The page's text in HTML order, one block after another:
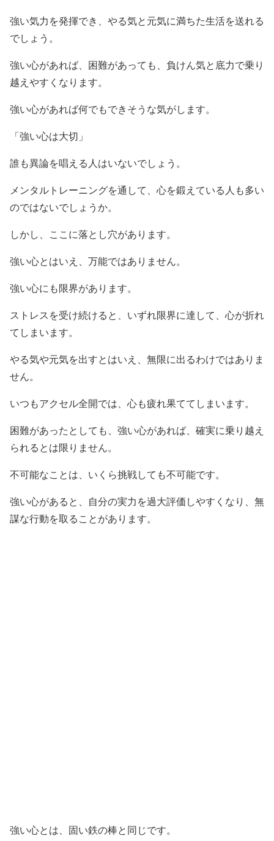
強い気力を発揮でき、やる気と元気に満ちた生活を送れる
でしょう。
強い心があれば、困難があっても、負けん気と底力で乗り
越えやすくなります。
強い心があれば何でもできそうな気がします。
「強い心は大切」
誰も異論を唱える人はいないでしょう。
メンタルトレーニングを通して、心を鍛えている人も多い
のではないでしょうか。
しかし、ここに落とし穴があります。
強い心とはいえ、万能ではありません。
強い心にも限界があります。
ストレスを受け続けると、いずれ限界に達して、心が折れ
てしまいます。
やる気や元気を出すとはいえ、無限に出るわけではありま
せん。
いつもアクセル全開では、心も疲れ果ててしまいます。
困難があったとしても、強い心があれば、確実に乗り越え
られるとは限りません。
不可能なことは、いくら挑戦しても不可能です。
強い心があると、自分の実力を過大評価しやすくなり、無
謀な行動を取ることがあります。
強い心とは、固い鉄の棒と同じです。